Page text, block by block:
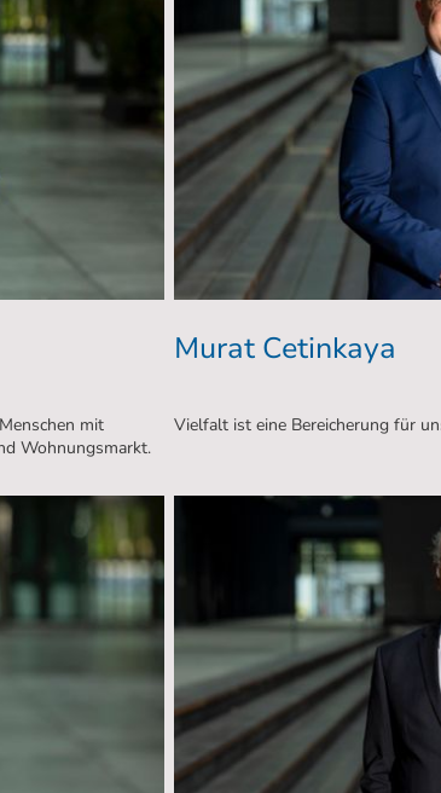
mit
Wohnungsmarkt.
Murat Cetinkaya
Vielfalt ist eine Bereicherung für